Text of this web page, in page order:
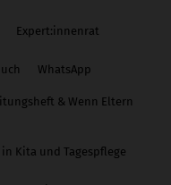
Expert:innenrat
WhatsApp
& Wenn Eltern
Kita und Tagespflege